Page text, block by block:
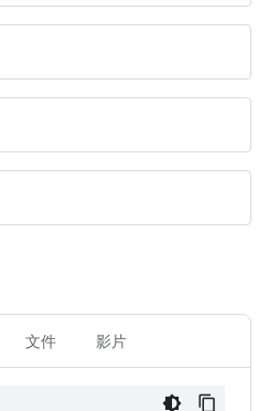
文件 影片